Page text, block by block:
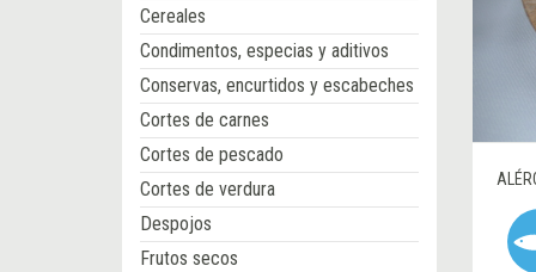
Cereales
Condimentos, especias y aditivos
Conservas, encurtidos y escabeches
Cortes de carnes
Cortes de pescado
Cortes de verdura
Despojos
Frutos secos